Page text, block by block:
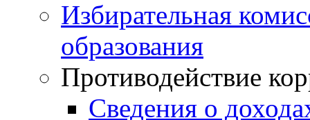
Избирательная
образования
Противодействие
Сведения о